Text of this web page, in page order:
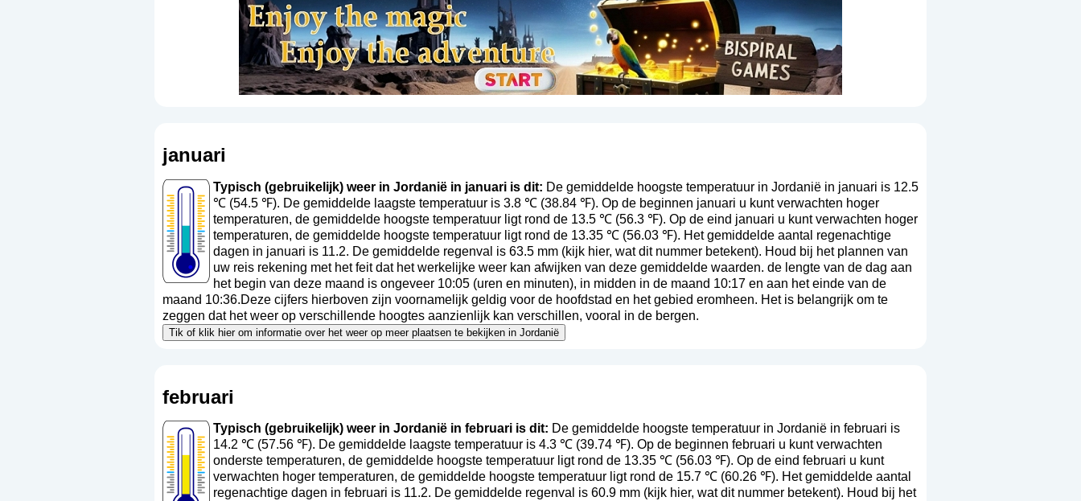
januari
Typisch (gebruikelijk) weer in Jordanië in januari is dit: De gemiddelde hoogste temperatuur in Jordanië in januari is 12.5
℃ (54.5 ℉). De gemiddelde laagste temperatuur is 3.8 ℃ (38.84 ℉). Op de beginnen januari u kunt verwachten hoger
temperaturen, de gemiddelde hoogste temperatuur ligt rond de 13.5 ℃ (56.3 ℉). Op de eind januari u kunt verwachten hoger
temperaturen, de gemiddelde hoogste temperatuur ligt rond de 13.35 ℃ (56.03 ℉). Het gemiddelde aantal regenachtige
dagen in januari is 11.2. De gemiddelde regenval is 63.5 mm (kijk hier, wat dit nummer betekent). Houd bij het plannen van
uw reis rekening met het feit dat het werkelijke weer kan afwijken van deze gemiddelde waarden. de lengte van de dag aan
het begin van deze maand is ongeveer 10:05 (uren en minuten), in midden in de maand 10:17 en aan het einde van de
maand 10:36.Deze cijfers hierboven zijn voornamelijk geldig voor de hoofdstad en het gebied eromheen. Het is belangrijk om te
zeggen dat het weer op verschillende hoogtes aanzienlijk kan verschillen, vooral in de bergen.
Tik of klik hier om informatie over het weer op meer plaatsen te bekijken in Jordanië
februari
Typisch (gebruikelijk) weer in Jordanië in februari is dit: De gemiddelde hoogste temperatuur in Jordanië in februari is
14.2 ℃ (57.56 ℉). De gemiddelde laagste temperatuur is 4.3 ℃ (39.74 ℉). Op de beginnen februari u kunt verwachten
onderste temperaturen, de gemiddelde hoogste temperatuur ligt rond de 13.35 ℃ (56.03 ℉). Op de eind februari u kunt
verwachten hoger temperaturen, de gemiddelde hoogste temperatuur ligt rond de 15.7 ℃ (60.26 ℉). Het gemiddelde aantal
regenachtige dagen in februari is 11.2. De gemiddelde regenval is 60.9 mm (kijk hier, wat dit nummer betekent). Houd bij het